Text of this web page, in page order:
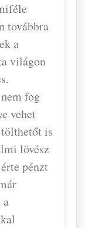
továbbra
a
világon
fog
vehet
tölthetőt is
lövész
pénzt
a